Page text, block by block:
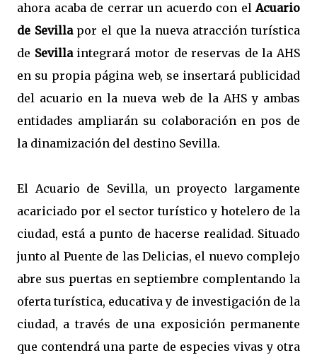
ahora acaba de cerrar un acuerdo con elAcuario
de Sevillapor el que la nueva atracción turística
de Sevillaintegrará motor de reservas de la AHS
en su propia página web, se insertará publicidad
del acuario en la nueva web de la AHS y ambas
entidades ampliarán su colaboración en pos de
la dinamización del destino Sevilla.
El Acuario de Sevilla, un proyecto largamente
acariciado por el sector turístico y hotelero de la
ciudad, está a punto de hacerse realidad. Situado
junto al Puente de las Delicias, el nuevo complejo
abre sus puertas en septiembre complentando la
oferta turística, educativa y de investigación de la
ciudad, a través de una exposición permanente
que contendrá una parte de especies vivas y otra